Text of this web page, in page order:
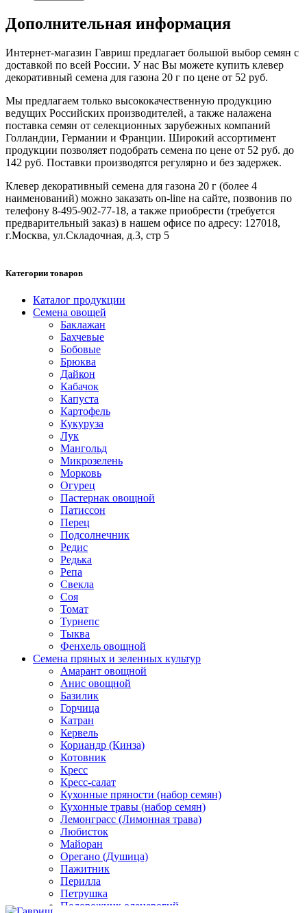
Дополнительная информация
Интернет-магазин Гавриш предлагает большой выбор семян с
доставкой по всей России. У нас Вы можете купить клевер
декоративный семена для газона 20 г по цене от 52 руб.
Мы предлагаем только высококачественную продукцию
ведущих Российских производителей, а также налажена
поставка семян от селекционных зарубежных компаний
Голландии, Германии и Франции. Широкий ассортимент
продукции позволяет подобрать семена по цене от 52 руб. до
142 руб. Поставки производятся регулярно и без задержек.
Клевер декоративный семена для газона 20 г (более 4
наименований) можно заказать on-line на сайте, позвонив по
телефону 8-495-902-77-18, а также приобрести (требуется
предварительный заказ) в нашем офисе по адресу: 127018,
г.Москва, ул.Складочная, д.3, стр 5
Категории товаров
Каталог продукции
Семена овощей
Баклажан
Бахчевые
Бобовые
Брюква
Дайкон
Кабачок
Капуста
Картофель
Кукуруза
Лук
Мангольд
Микрозелень
Морковь
Огурец
Пастернак овощной
Патиссон
Перец
Подсолнечник
Редис
Редька
Репа
Свекла
Соя
Томат
Турнепс
Тыква
Фенхель овощной
Семена пряных и зеленных культур
Амарант овощной
Анис овощной
Базилик
Горчица
Катран
Кервель
Кориандр (Кинза)
Котовник
Кресс
Кресс-салат
Кухонные пряности (набор семян)
Кухонные травы (набор семян)
Лемонграсс (Лимонная трава)
Любисток
Майоран
Орегано (Душица)
Пажитник
Перилла
Петрушка
Подорожник оленерогий